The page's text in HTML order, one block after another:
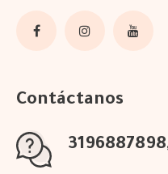
Contáctanos
3196887898